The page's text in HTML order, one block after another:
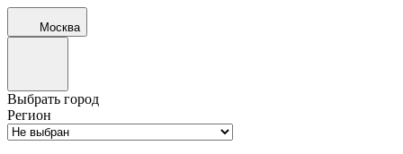
Москва
Выбрать город
Регион